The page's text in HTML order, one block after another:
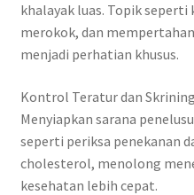
khalayak luas. Topik
merokok, dan
menjadi perhatian khusus.
Kontrol Teratur dan
Menyiapkan sarana
seperti periksa penekanan
cholesterol, menolong
kesehatan lebih cepat.